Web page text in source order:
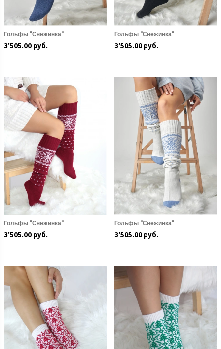
Гольфы "Снежинка"
3'505.00 руб.
Гольфы "Снежинка"
3'505.00 руб.
Гольфы "Снежинка"
3'505.00 руб.
Гольфы "Снежинка"
3'505.00 руб.